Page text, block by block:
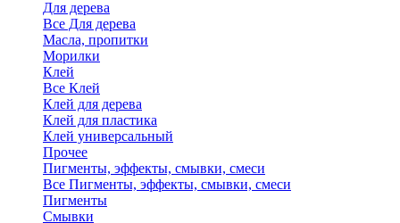
Для дерева
Все Для дерева
Масла, пропитки
Морилки
Клей
Все Клей
Клей для дерева
Клей для пластика
Клей универсальный
Прочее
Пигменты, эффекты, смывки, смеси
Все Пигменты, эффекты, смывки, смеси
Пигменты
Смывки